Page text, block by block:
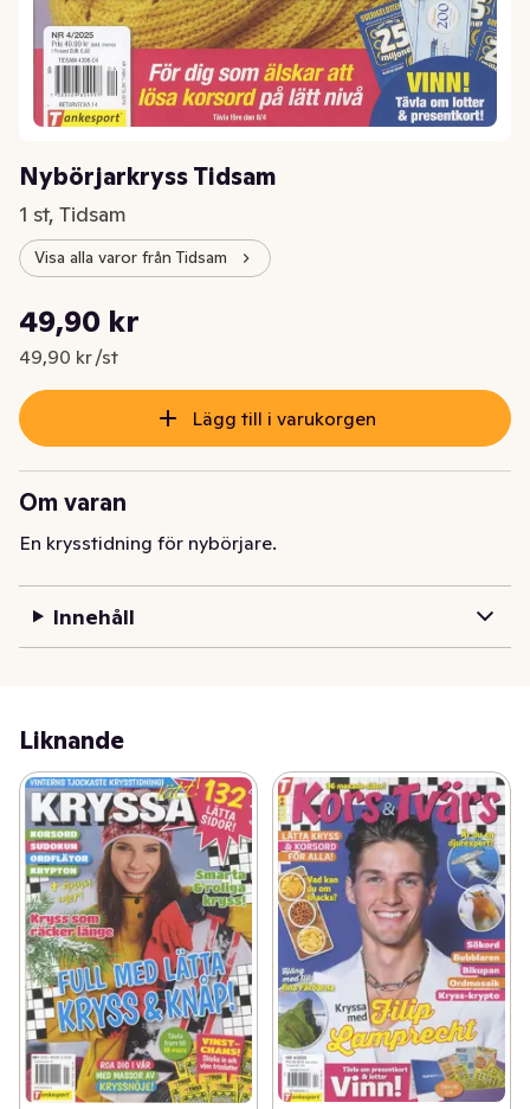
Nybörjarkryss Tidsam
1 st, Tidsam
Visa alla varor från Tidsam
Nuvarande pris är: 49,90 kr
49,90 kr
49,90 kr /st
Styckpris: 49,90 kr /st
Lägg till i varukorgen
Om varan
En krysstidning för nybörjare.
Innehåll
Liknande